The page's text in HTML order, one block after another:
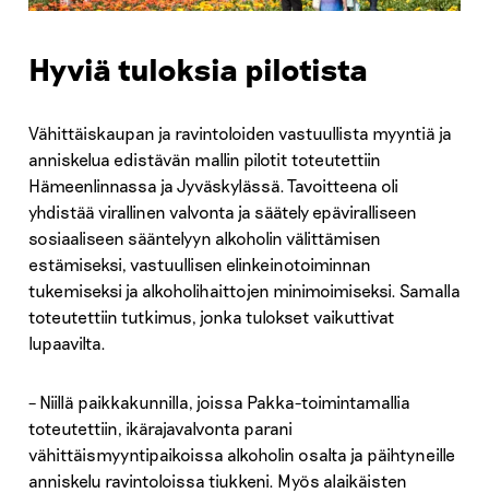
Hyviä tuloksia pilotista
Vähittäiskaupan ja ravintoloiden vastuullista myyntiä ja
anniskelua edistävän mallin pilotit toteutettiin
Hämeenlinnassa ja Jyväskylässä. Tavoitteena oli
yhdistää virallinen valvonta ja säätely epäviralliseen
sosiaaliseen sääntelyyn alkoholin välittämisen
estämiseksi, vastuullisen elinkeinotoiminnan
tukemiseksi ja alkoholihaittojen minimoimiseksi. Samalla
toteutettiin tutkimus, jonka tulokset vaikuttivat
lupaavilta.
– Niillä paikkakunnilla, joissa Pakka-toimintamallia
toteutettiin, ikärajavalvonta parani
vähittäismyyntipaikoissa alkoholin osalta ja päihtyneille
anniskelu ravintoloissa tiukkeni. Myös alaikäisten